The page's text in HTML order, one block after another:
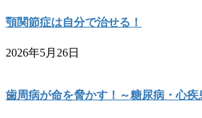
顎関節症は自分で治せる！
2026年5月26日
歯周病が命を脅かす！～糖尿病・心